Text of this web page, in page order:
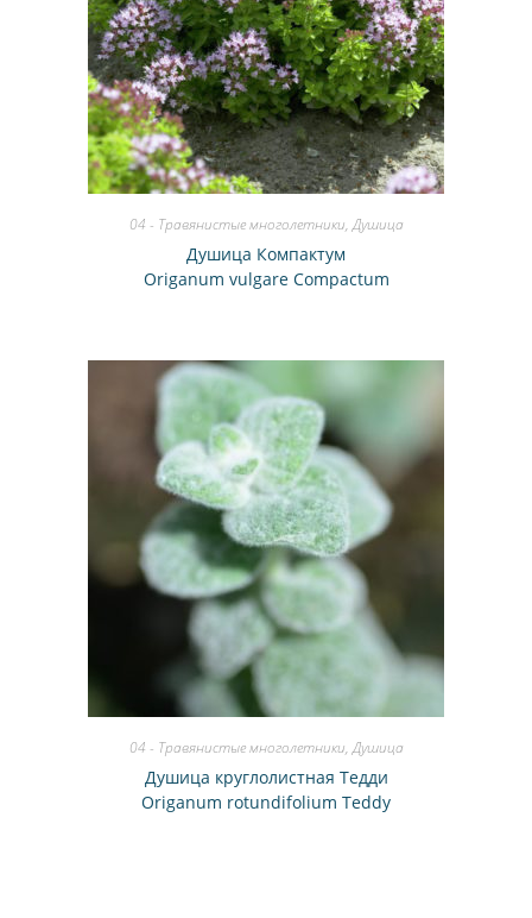
04 - Травянистые многолетники, Душица
Душица Компактум
Origanum vulgare Compactum
04 - Травянистые многолетники, Душица
Душица круглолистная Тедди
Origanum rotundifolium Teddy